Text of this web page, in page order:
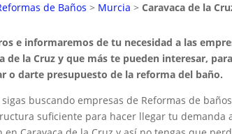
de Baños > Murcia > Caravaca de la
e informaremos de tu necesidad a las
de la Cruz y que más te pueden interesar,
o darte presupuesto de la reforma del baño.
buscando empresas de Reformas de
suficiente para hacer llegar tu demanda